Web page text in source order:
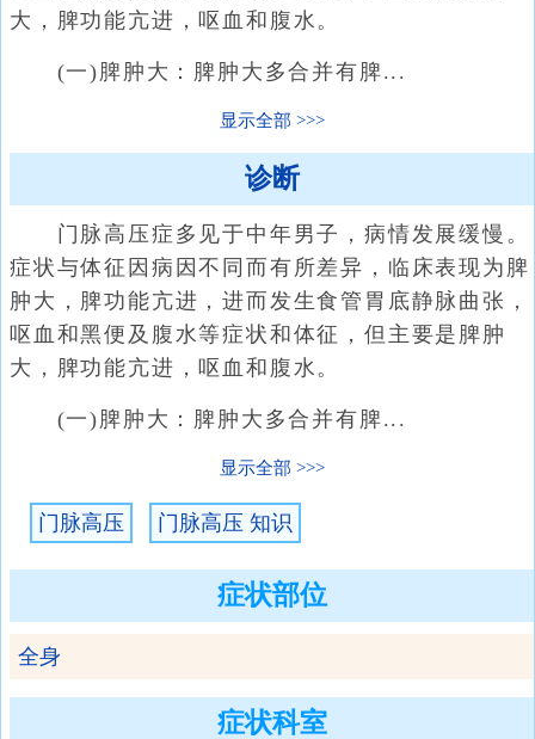
大，脾功能亢进，呕血和腹水。
(一)脾肿大：脾肿大多合并有脾...
显示全部
诊断
门脉高压症多见于中年男子，病情发展缓慢。
症状与体征因病因不同而有所差异，临床表现为脾
肿大，脾功能亢进，进而发生食管胃底静脉曲张，
呕血和黑便及腹水等症状和体征，但主要是脾肿
大，脾功能亢进，呕血和腹水。
(一)脾肿大：脾肿大多合并有脾...
显示全部
门脉高压 门脉高压 知识
症状部位
全身
症状科室